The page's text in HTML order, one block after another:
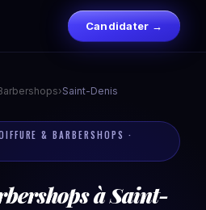
Candidater →
›Saint-Denis
& BARBERSHOPS ·
à Saint-